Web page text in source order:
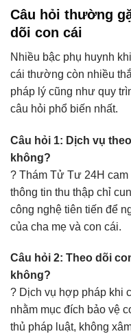
Câu hỏi thường
dõi con cái
Nhiều bậc phụ huynh
cái thường còn nhiều
pháp lý cũng như quy
câu hỏi phổ biến nhất.
Câu hỏi 1: Dịch vụ
không?
? Thám Tử Tư 24H cam
thông tin thu thập chỉ
công nghệ tiên tiến để
của cha mẹ và con cái.
Câu hỏi 2: Theo dõi
không?
? Dịch vụ hợp pháp khi
nhằm mục đích bảo vệ
thủ pháp luật, không